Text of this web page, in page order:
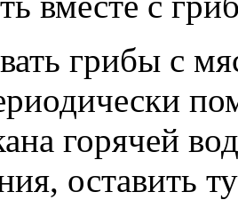
грибы с
горячей
оставить